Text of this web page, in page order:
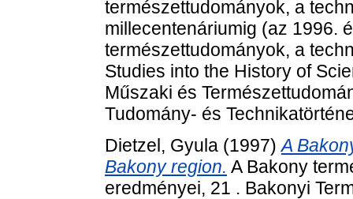
természettudományok, a
millecentenáriumig (az 1996.
természettudományok, a
Studies into the History of
Műszaki és
Tudomány- és
Dietzel, Gyula (1997)A
Bakony region. A Bakony
eredményei, 21 . Bakonyi